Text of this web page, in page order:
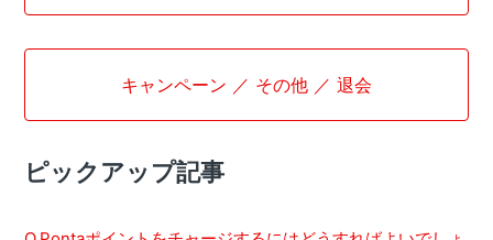
キャンペーン ／ その他 ／ 退会
ピックアップ記事